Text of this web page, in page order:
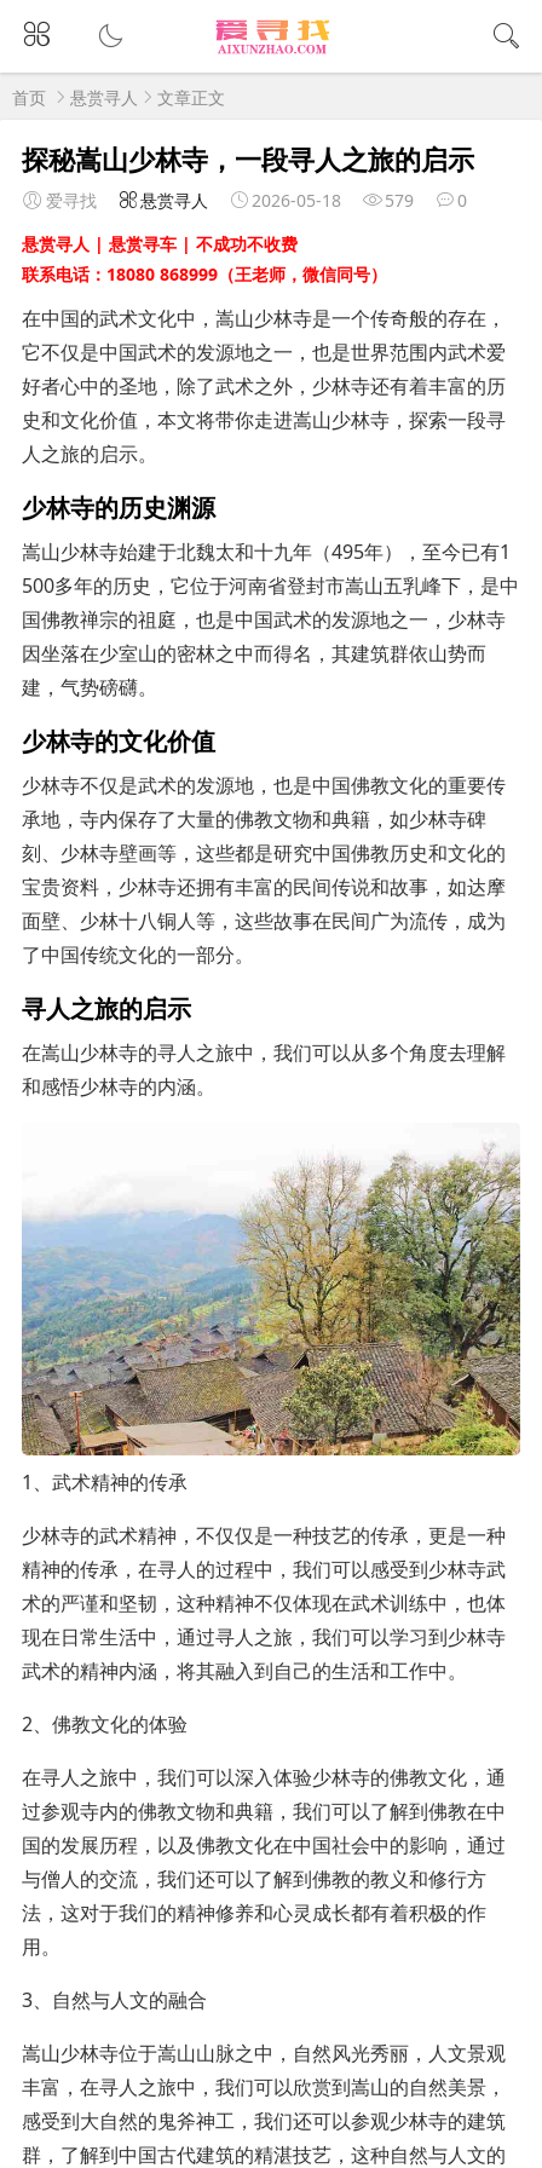
首页 悬赏寻人 文章正文
探秘嵩山少林寺，一段寻人之旅的启示
爱寻找 悬赏寻人 2026-05-18 579
0
悬赏寻人 | 悬赏寻车 | 不成功不收费
联系电话：18080 868999（王老师，微信同号）
在中国的武术文化中，嵩山少林寺是一个传奇般的存在，
它不仅是中国武术的发源地之一，也是世界范围内武术爱
好者心中的圣地，除了武术之外，少林寺还有着丰富的历
史和文化价值，本文将带你走进嵩山少林寺，探索一段寻
人之旅的启示。
少林寺的历史渊源
嵩山少林寺始建于北魏太和十九年（495年），至今已有1
500多年的历史，它位于河南省登封市嵩山五乳峰下，是中
国佛教禅宗的祖庭，也是中国武术的发源地之一，少林寺
因坐落在少室山的密林之中而得名，其建筑群依山势而
建，气势磅礴。
少林寺的文化价值
少林寺不仅是武术的发源地，也是中国佛教文化的重要传
承地，寺内保存了大量的佛教文物和典籍，如少林寺碑
刻、少林寺壁画等，这些都是研究中国佛教历史和文化的
宝贵资料，少林寺还拥有丰富的民间传说和故事，如达摩
面壁、少林十八铜人等，这些故事在民间广为流传，成为
了中国传统文化的一部分。
寻人之旅的启示
在嵩山少林寺的寻人之旅中，我们可以从多个角度去理解
和感悟少林寺的内涵。
1、武术精神的传承
少林寺的武术精神，不仅仅是一种技艺的传承，更是一种
精神的传承，在寻人的过程中，我们可以感受到少林寺武
术的严谨和坚韧，这种精神不仅体现在武术训练中，也体
现在日常生活中，通过寻人之旅，我们可以学习到少林寺
武术的精神内涵，将其融入到自己的生活和工作中。
2、佛教文化的体验
在寻人之旅中，我们可以深入体验少林寺的佛教文化，通
过参观寺内的佛教文物和典籍，我们可以了解到佛教在中
国的发展历程，以及佛教文化在中国社会中的影响，通过
与僧人的交流，我们还可以了解到佛教的教义和修行方
法，这对于我们的精神修养和心灵成长都有着积极的作
用。
3、自然与人文的融合
嵩山少林寺位于嵩山山脉之中，自然风光秀丽，人文景观
丰富，在寻人之旅中，我们可以欣赏到嵩山的自然美景，
感受到大自然的鬼斧神工，我们还可以参观少林寺的建筑
群，了解到中国古代建筑的精湛技艺，这种自然与人文的